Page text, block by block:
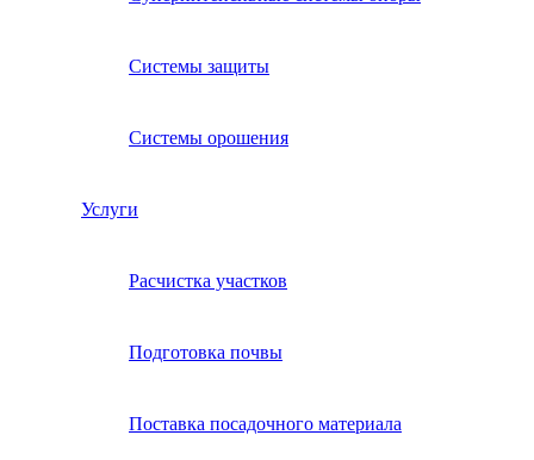
Системы защиты
Системы орошения
Услуги
Расчистка участков
Подготовка почвы
Поставка посадочного материала